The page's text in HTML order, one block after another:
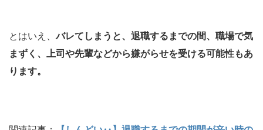
とはいえ、バレてしまうと、退職するまでの間、職場で気
まずく、上司や先輩などから嫌がらせを受ける可能性もあ
ります。